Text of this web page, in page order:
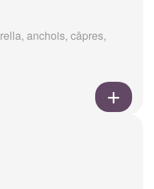
anchois, câpres,